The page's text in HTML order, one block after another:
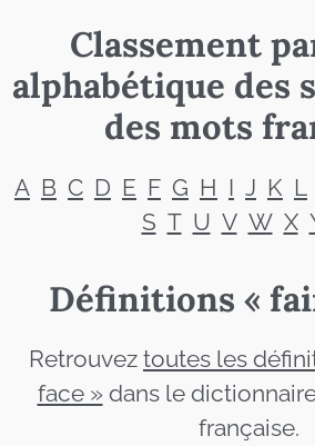
Classement
alphabétique des
des mots
A B C D E F G H I J K L
S T U V W X
Définitions «
Retrouvez toutes les
face »dans le
française.